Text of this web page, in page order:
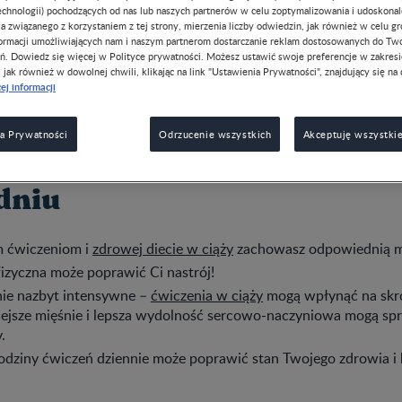
może w pozytywny sposób wpłynąć na zdrowie
ćwiczenia w ciąży? 4
warto robić lekki trening
ćwiczeniom i zdrowej diecie w ciążyzachowasz odpowiednią
może poprawić Ci nastrój!
nazbyt intensywne – ćwiczenia w ciążymogą wpłynąć na
mięśnie i lepsza wydolność sercowo-naczyniowa mogą
ćwiczeń dziennie może poprawić stan Twojego zdrowia i
pochodzących od nas lub naszych partnerów w celu zoptymalizowania i
związanego z korzystaniem z tej strony, mierzenia liczby odwiedzin, jak również w celu
umożliwiających nam i naszym partnerom dostarczanie reklam dostosowanych do
Dowiedz się więcej w Polityce prywatności. Możesz ustawić swoje preferencje w
również w dowolnej chwili, klikając na link "Ustawienia Prywatności", znajdujący się na
informacji
Prywatności Odrzucenie wszystkich Akceptuję